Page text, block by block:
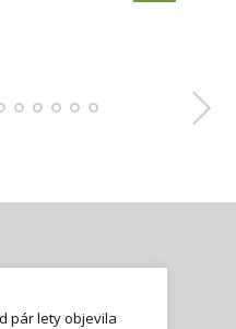
pár lety objevila